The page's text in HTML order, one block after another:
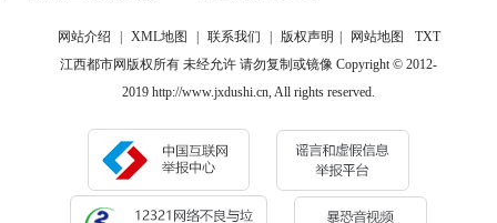
网站介绍 XML地图 联系我们 版权声明 网站地图
TXT
江西都市网版权所有 未经允许 请勿复制或镜像 Copyright © 2012-
2019 http://www.jxdushi.cn, All rights reserved.